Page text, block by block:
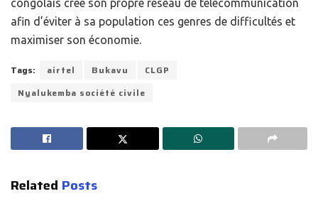
congolais crée son propre réseau de télécommunication
afin d’éviter à sa population ces genres de difficultés et
maximiser son économie.
Tags: airtel Bukavu
CLGP
Nyalukemba société civile
Related Posts